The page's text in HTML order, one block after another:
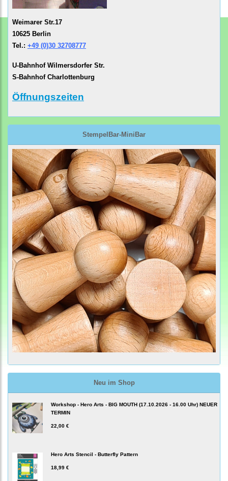
Weimarer Str.17
10625 Berlin
Tel.: +49 (0)30 32708777
U-Bahnhof Wilmersdorfer Str.
S-Bahnhof Charlottenburg
Öffnungszeiten
StempelBar-MiniBar
Neu im Shop
Workshop - Hero Arts - BIG MOUTH (17.10.2026 - 16.00 Uhr) NEUER
TERMIN
22,00 €
Hero Arts Stencil - Butterfly Pattern
18,99 €